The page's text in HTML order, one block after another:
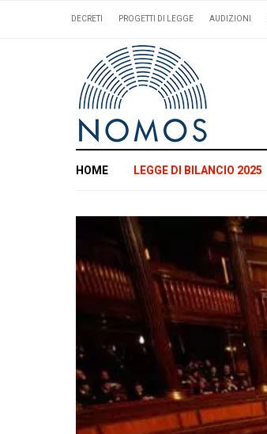
DECRETI PROGETTI DI LEGGE AUDIZIONI
HOME LEGGE DI BILANCIO 2025